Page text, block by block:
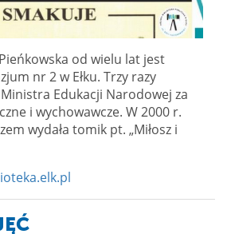
od wielu lat jest
nr 2 w Ełku. Trzy razy
Edukacji Narodowej za
i wychowawcze. W 2000 r.
wydała tomik pt. „Miłosz i